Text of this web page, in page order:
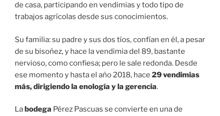
de casa, participando en vendimias y todo tipo de
trabajos agrícolas desde sus conocimientos.
Su familia: su padre y sus dos tíos, confían en él, a pesar
de su bisoñez, y hace la vendimia del 89, bastante
nervioso, como confiesa; pero le sale redonda. Desde
ese momento y hasta el año 2018, hace 29 vendimias
más, dirigiendo la enología y la gerencia.
Labodega Pérez Pascuas se convierte en una de